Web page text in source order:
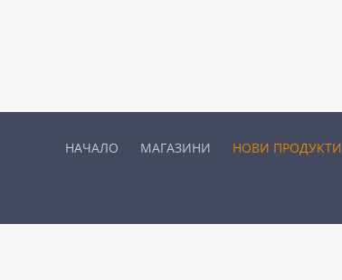
НАЧАЛО МАГАЗИНИ НОВИ ПРОДУКТИ